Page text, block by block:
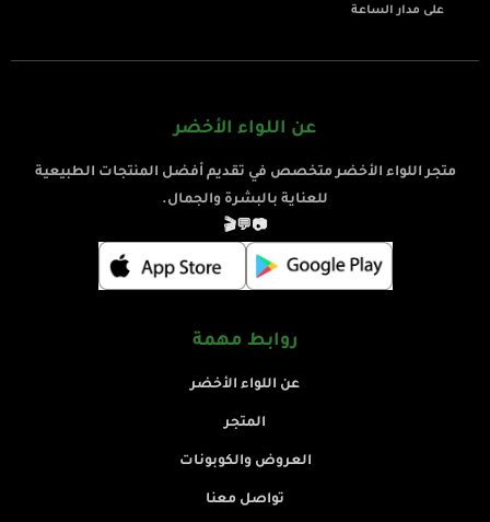
على مدار الساعة
عن اللواء الأخضر
متجر اللواء الأخضر متخصص في تقديم أفضل المنتجات الطبيعية
للعناية بالبشرة والجمال.
📷
💬
🎬
روابط مهمة
عن اللواء الأخضر
المتجر
العروض والكوبونات
تواصل معنا